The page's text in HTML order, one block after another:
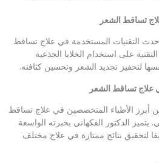
تساقط الشعر
أحدث التقنيات المستخدمة في علاج تساقط
على استخدام الخلايا الجذعية
لتحفيز تجديد الشعر وتحسين كثافته.
علاج تساقط الشعر
أبرز الأطباء المتخصصين في علاج تساقط
الدكتور الفكهاني بخبرته الواسعة
لتحقيق نتائج ممتازة في علاج مختلف